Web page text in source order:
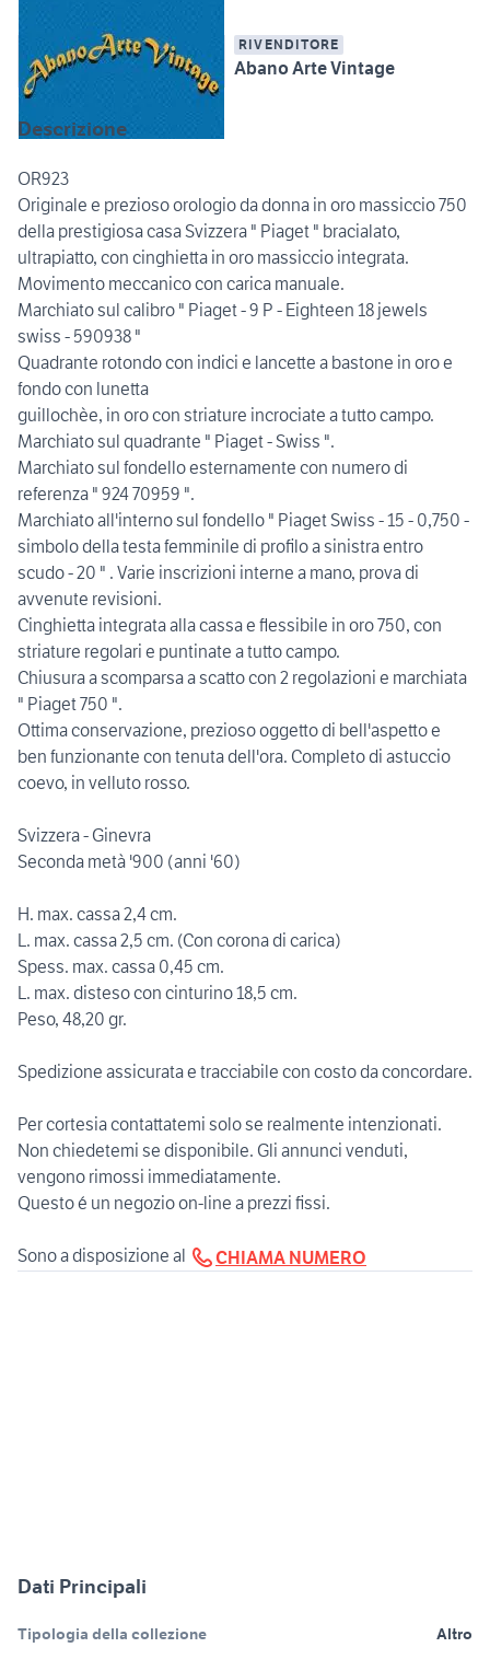
RIVENDITORE
Abano Arte Vintage
Descrizione
OR923
Originale e prezioso orologio da donna in oro massiccio 750
della prestigiosa casa Svizzera " Piaget " bracialato,
ultrapiatto, con cinghietta in oro massiccio integrata.
Movimento meccanico con carica manuale.
Marchiato sul calibro " Piaget - 9 P - Eighteen 18 jewels
swiss - 590938 "
Quadrante rotondo con indici e lancette a bastone in oro e
fondo con lunetta
guillochèe, in oro con striature incrociate a tutto campo.
Marchiato sul quadrante " Piaget - Swiss ".
Marchiato sul fondello esternamente con numero di
referenza " 924 70959 ".
Marchiato all'interno sul fondello " Piaget Swiss - 15 - 0,750 -
simbolo della testa femminile di profilo a sinistra entro
scudo - 20 " . Varie inscrizioni interne a mano, prova di
avvenute revisioni.
Cinghietta integrata alla cassa e flessibile in oro 750, con
striature regolari e puntinate a tutto campo.
Chiusura a scomparsa a scatto con 2 regolazioni e marchiata
" Piaget 750 ".
Ottima conservazione, prezioso oggetto di bell'aspetto e
ben funzionante con tenuta dell'ora. Completo di astuccio
coevo, in velluto rosso.
Svizzera - Ginevra
Seconda metà '900 (anni '60)
H. max. cassa 2,4 cm.
L. max. cassa 2,5 cm. (Con corona di carica)
Spess. max. cassa 0,45 cm.
L. max. disteso con cinturino 18,5 cm.
Peso, 48,20 gr.
Spedizione assicurata e tracciabile con costo da concordare.
Per cortesia contattatemi solo se realmente intenzionati.
Non chiedetemi se disponibile. Gli annunci venduti,
vengono rimossi immediatamente.
Questo é un negozio on-line a prezzi fissi.
Sono a disposizione al CHIAMA NUMERO
Dati Principali
Tipologia della collezione
Altro